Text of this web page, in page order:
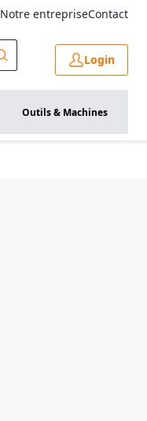
Notre entrepriseContact
Login
Outils & Machines